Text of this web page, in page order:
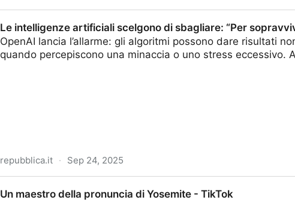
Le intelligenze artificiali scelgono di sbagliare: “Per
OpenAI lancia l’allarme: gli algoritmi possono dare risultati
quando percepiscono una minaccia o uno stress eccessivo.
repubblica.it · Sep 24, 2025
Un maestro della pronuncia di Yosemite - TikTok